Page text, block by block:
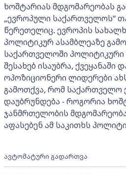
ხოშტარიას მდგომარეობას
„ევროპული საქართველოს“
წერეთელიც. ევროპის
პოლიტიკურ ასამბლეაზე
საქართველოში
შესახებ ისაუბრა, ქვეყანაში
ოპოზიციონერი ლიდერები
გამოთქვა, რომ საქართველო
დაუბრუნდება - როგორია
ჯანმრთელობის
აფასებენ ამ საკითხს
ავტომატური გადართვა